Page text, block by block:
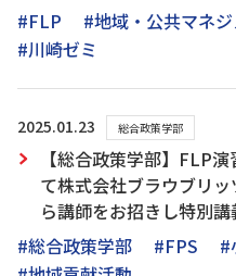
#FLP
#地域・公共マネ
#川崎ゼミ
2025.01.23 総合政策学部
【総合政策学部】FLP
て株式会社ブラウブリ
ら講師をお招きし特別
#総合政策学部
#FPS #